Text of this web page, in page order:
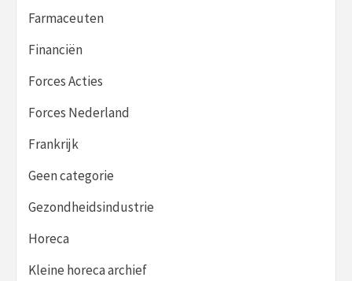
Farmaceuten
Financiën
Forces Acties
Forces Nederland
Frankrijk
Geen categorie
Gezondheidsindustrie
Horeca
Kleine horeca archief